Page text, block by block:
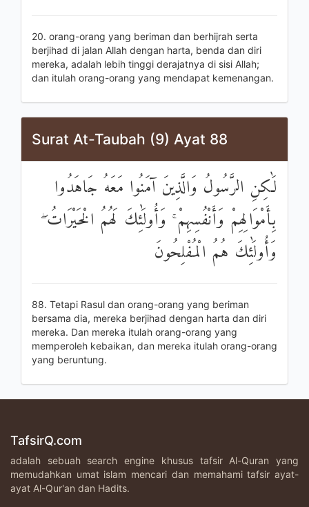
20. orang-orang yang beriman dan berhijrah serta
berjihad di jalan Allah dengan harta, benda dan diri
mereka, adalah lebih tinggi derajatnya di sisi Allah;
dan itulah orang-orang yang mendapat kemenangan.
Surat At-Taubah (9) Ayat 88
لَٰكِنِ الرَّسُولُ وَالَّذِينَ آمَنُوا مَعَهُ جَاهَدُوا
بِأَمْوَالِهِمْ وَأَنْفُسِهِمْ ۚ وَأُولَٰئِكَ لَهُمُ الْخَيْرَاتُ ۖ
وَأُولَٰئِكَ هُمُ الْمُفْلِحُونَ
88. Tetapi Rasul dan orang-orang yang beriman
bersama dia, mereka berjihad dengan harta dan diri
mereka. Dan mereka itulah orang-orang yang
memperoleh kebaikan, dan mereka itulah orang-orang
yang beruntung.
TafsirQ.com
adalah sebuah search engine khusus tafsir Al-Quran yang
memudahkan umat islam mencari dan memahami tafsir ayat-
ayat Al-Qur'an dan Hadits.